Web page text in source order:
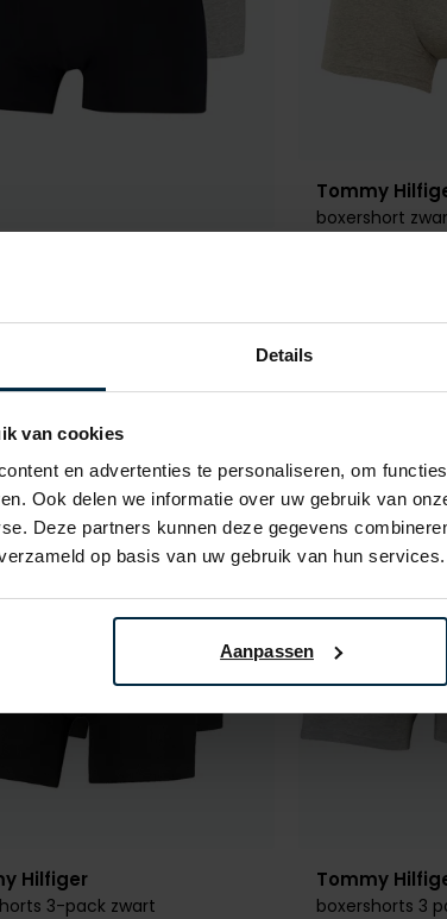
Details
van cookies
en advertenties te personaliseren, om
Ook delen we informatie over uw gebruik van
Deze partners kunnen deze gegevens
op basis van uw gebruik van hun services.
Aanpassen
Tommy
boxershort
Hilfiger
3-pack zwart
Tommy
boxershorts 3